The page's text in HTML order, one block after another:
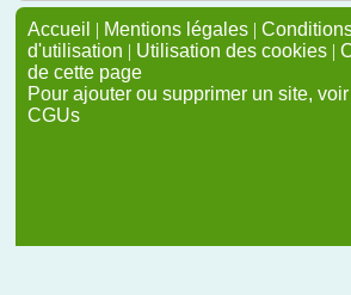
Accueil | Mentions légales |
d'utilisation | Utilisation des cookies |
de cette page
Pour ajouter ou supprimer un site,
CGUs